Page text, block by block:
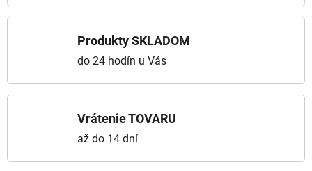
Produkty SKLADOM
do 24 hodín u Vás
Vrátenie TOVARU
až do 14 dní